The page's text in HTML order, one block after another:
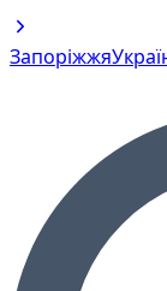
Запоріжжя